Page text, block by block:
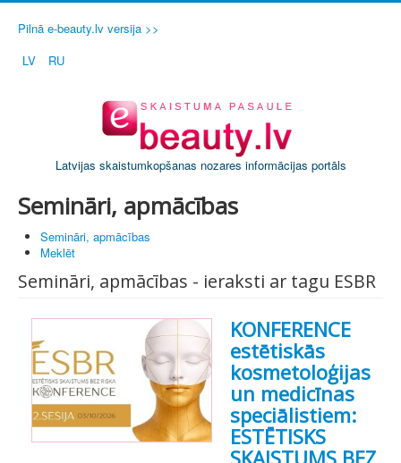
Pilnā e-beauty.lv versija >>
LV
RU
Latvijas skaistumkopšanas nozares informācijas portāls
Semināri, apmācības
Semināri, apmācības
Meklēt
Semināri, apmācības - ieraksti ar tagu ESBR
KONFERENCE
estētiskās
kosmetoloģijas
un medicīnas
speciālistiem:
ESTĒTISKS
SKAISTUMS BEZ